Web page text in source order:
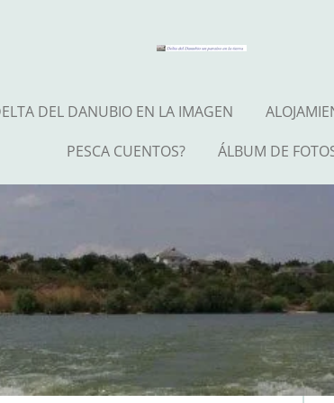
DEL DANUBIO EN LA IMAGEN
PESCA CUENTOS?
ÁLBUM DE